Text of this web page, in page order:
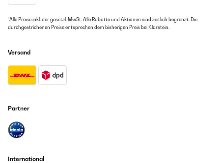
*Alle Preise inkl. der gesetzl. MwSt. Alle Rabatte und Aktionen sind zeitlich begrenzt. Die
durchgestrichenen Preise entsprechen dem bisherigen Preis bei Klarstein.
Versand
Partner
International